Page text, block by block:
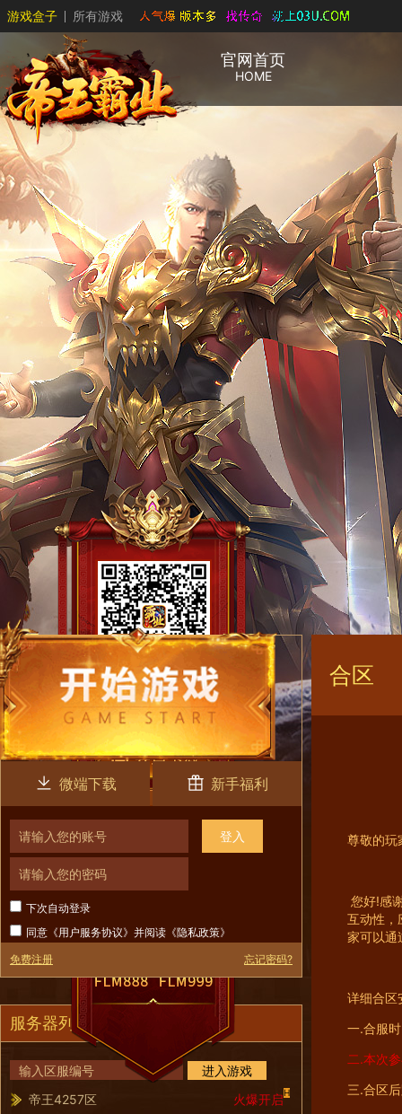
游戏盒子 所有游戏
官网首页
HOME
微端下载 新手福利
登入
下次自动登录
同意《用户服务协议》并阅读《隐私政策》
免费注册
忘记密码?
服务器列表
进入游戏
帝王4257区
火爆开启H
合区
尊敬的玩
您好!感
互动性，
家可以通
详细合区
一.合服
二.本次
三.合区